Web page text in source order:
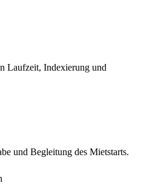
Laufzeit, Indexierung und
und Begleitung des Mietstarts.